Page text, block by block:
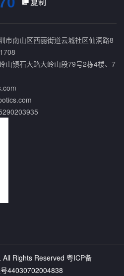
市南山区西丽街道云城社区仙洞路8
山镇石大路大岭山段79号2栋4楼、7
Rights Reserved 粤ICP备
44030702004838